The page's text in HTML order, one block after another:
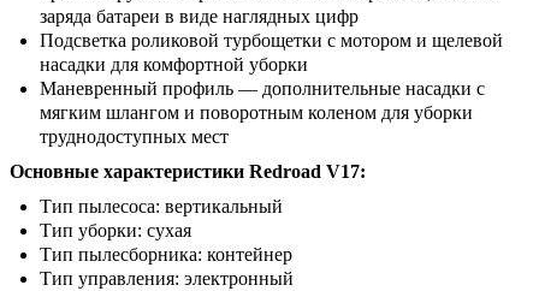
заряда батареи в виде наглядных цифр
Подсветка роликовой турбощетки с мотором и щелевой
насадки для комфортной уборки
Маневренный профиль — дополнительные насадки с
мягким шлангом и поворотным коленом для уборки
труднодоступных мест
Основные характеристики Redroad V17:
Тип пылесоса: вертикальный
Тип уборки: сухая
Тип пылесборника: контейнер
Тип управления: электронный